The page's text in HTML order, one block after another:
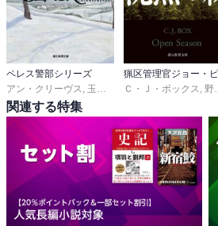
気を発揮して湖で発見された白骨の正体に
アイスランドと東ドイツのライプツィ
しつつ物語は白骨死体の正体に近づいて
かりと差し出しながら、進んでゆく過去の
して冷戦後の現代の捜査のコントラスト
ストーリーテリングを楽しめる。極上の美
相当にハイ・クオリティな作品である。
ペレス警部シリーズ
アン・クリーヴス, 玉木亨
Ｃ・Ｊ・ボックス, 野口百合子
関連する特集